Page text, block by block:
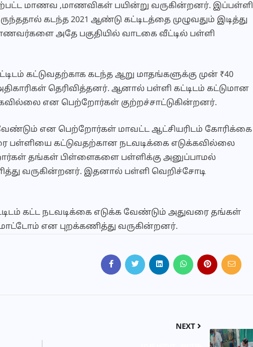
மாணவ ,மாணவிகள் பயின்று வருகின்றனர். இப்பள்ளி
கடந்த 2021 ஆண்டு கட்டிடத்தை முழுவதும் இடித்து
அதே பகுதியில் வாடகை வீட்டில் பள்ளி
கட்டுவதற்காக கடந்த ஆறு மாதங்களுக்கு முன் ₹40
தெரிவித்தனர். ஆனால் பள்ளி கட்டிடம் கட்டுமான
என பெற்றோர்கள் குற்றச்சாட்டுகின்றனர்.
என பெற்றோர்கள் மாவட்ட ஆட்சியரிடம் கோரிக்கை
கட்டுவதற்கான நடவடிக்கை எடுக்கவில்லை
தங்கள் பிள்ளைகளை பள்ளிக்கு அனுப்பாமல்
வருகின்றனர். இதனால் பள்ளி வெறிச்சோடி
கட்ட நடவடிக்கை எடுக்க வேண்டும் அதுவரை தங்கள்
என புறக்கணித்து வருகின்றனர்.
NEXT